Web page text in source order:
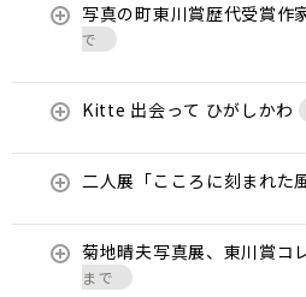
写真の町東川賞歴代受賞作
で
Kitte 出会って ひがしかわ
二人展「こころに刻まれた
菊地晴夫写真展、東川賞コ
まで